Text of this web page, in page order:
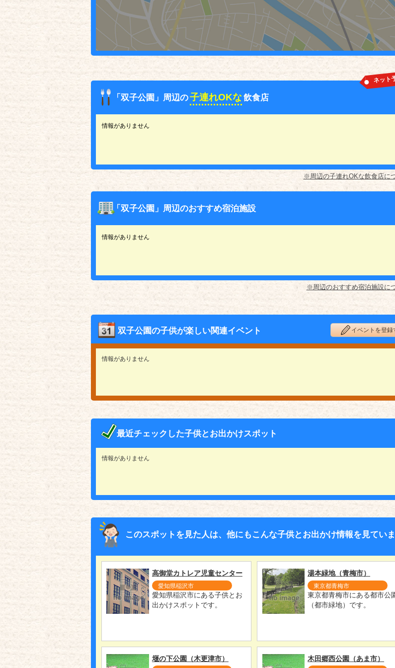
「双子公園」周辺の子連れOKな飲食店
ネット
情報がありません
※周辺の子連れOKな飲食店に
「双子公園」周辺のおすすめ宿泊施設
情報がありません
※周辺のおすすめ宿泊施設に
双子公園の子供が楽しい関連イベント イベントを登録
情報がありません
最近チェックした子供とお出かけスポット
情報がありません
このスポットを見た人は、他にもこんな子供とお出かけ情報を見てい
高御堂カトレア児童センター
愛知県稲沢市
愛知県稲沢市にある子供とお
出かけスポットです。
湯本緑地（青梅市）
東京都青梅市
東京都青梅市にある都市公
（都市緑地）です。
堰の下公園（木更津市） 木田郷西公園（あま市）